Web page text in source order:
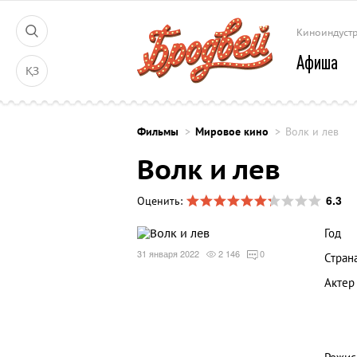
ҚЗ Афиша
Фильмы Мировое кино Волк и лев
Волк и лев
Оценить: 6.3
31 января 2022 2 146 0
Год
Актер